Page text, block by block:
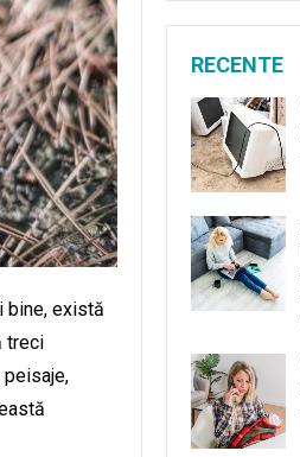
bine, există
treci
peisaje,
RECENTE